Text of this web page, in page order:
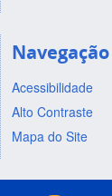
Navegação
Acessibilidade
Alto Contraste
Mapa do Site